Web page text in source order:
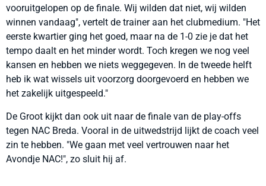
vooruitgelopen op de finale. Wij wilden dat niet, wij wilden
winnen vandaag", vertelt de trainer aan het clubmedium. "Het
eerste kwartier ging het goed, maar na de 1-0 zie je dat het
tempo daalt en het minder wordt. Toch kregen we nog veel
kansen en hebben we niets weggegeven. In de tweede helft
heb ik wat wissels uit voorzorg doorgevoerd en hebben we
het zakelijk uitgespeeld."
De Groot kijkt dan ook uit naar de finale van de play-offs
tegen NAC Breda. Vooral in de uitwedstrijd lijkt de coach veel
zin te hebben. "We gaan met veel vertrouwen naar het
Avondje NAC!", zo sluit hij af.